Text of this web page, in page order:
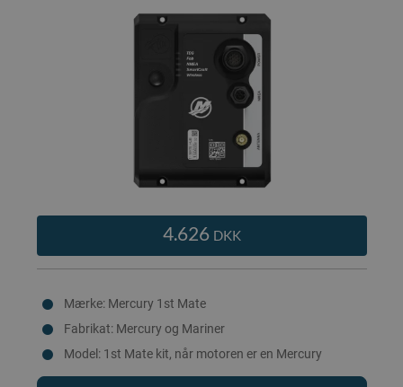
4.626 DKK
Mærke: Mercury 1st Mate
Fabrikat: Mercury og Mariner
Model: 1st Mate kit, når motoren er en Mercury